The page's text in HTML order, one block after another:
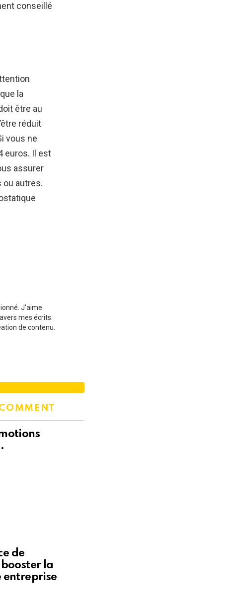
conseillé
la
être au
réduit
vous ne
euros. Il est
assurer
ou autres.
J'aime
mes écrits.
de contenu.
de
la
entreprise